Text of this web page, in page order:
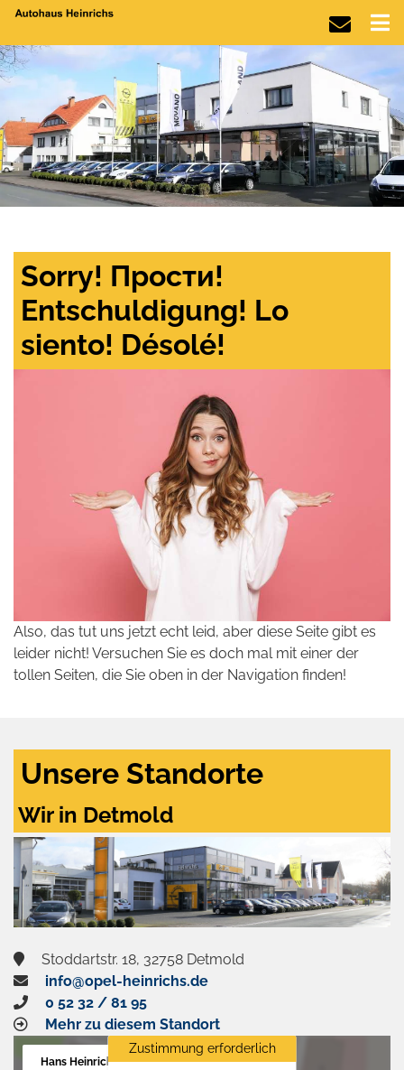
Sorry! Прости!
Entschuldigung! Lo
siento! Désolé!
Also, das tut uns jetzt echt leid, aber diese Seite gibt es
leider nicht! Versuchen Sie es doch mal mit einer der
tollen Seiten, die Sie oben in der Navigation finden!
Unsere Standorte
Wir in Detmold
Stoddartstr. 18, 32758 Detmold
info@opel-heinrichs.de
0 52 32 / 81 95
Mehr zu diesem Standort
Hans Heinrichs GmbH
Zustimmung erforderlich